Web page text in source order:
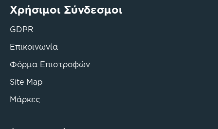
Χρήσιμοι Σύνδεσμοι
GDPR
Επικοινωνία
Φόρμα Επιστροφών
Site Map
Μάρκες